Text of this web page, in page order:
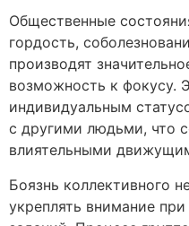
Общественные
гордость,
производят
возможность к фокусу.
индивидуальным
с другими людьми, что
влиятельными
Боязнь коллективного
укреплять внимание